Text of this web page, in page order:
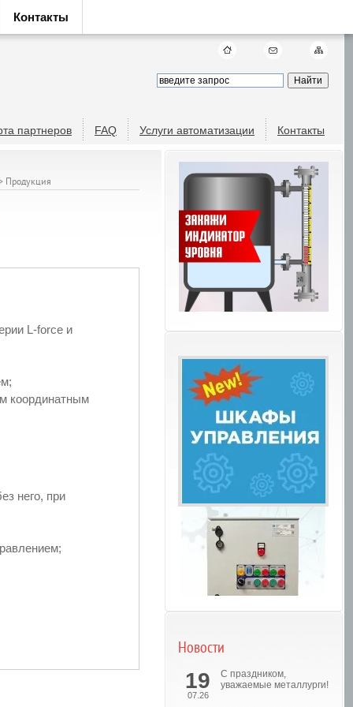
Контакты
партнеров FAQ Услуги автоматизации Контакты
Продукция
L-force и
координатным
него, при
Новости
19
07.26
С праздником,
уважаемые металлурги!